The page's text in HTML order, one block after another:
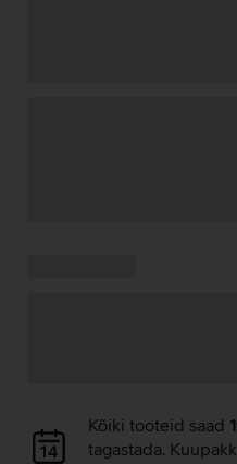
Andmete
laadimine
Kõiki tooteid saad
tagastada.